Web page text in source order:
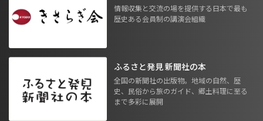
情報収集と交流の場を提供する日本で最も
歴史ある会員制の講演会組織
ふるさと発見 新聞社の本
全国の新聞社の出版物。地域の自然、歴
史、民俗から旅のガイド、郷土料理に至る
まで多彩に展開